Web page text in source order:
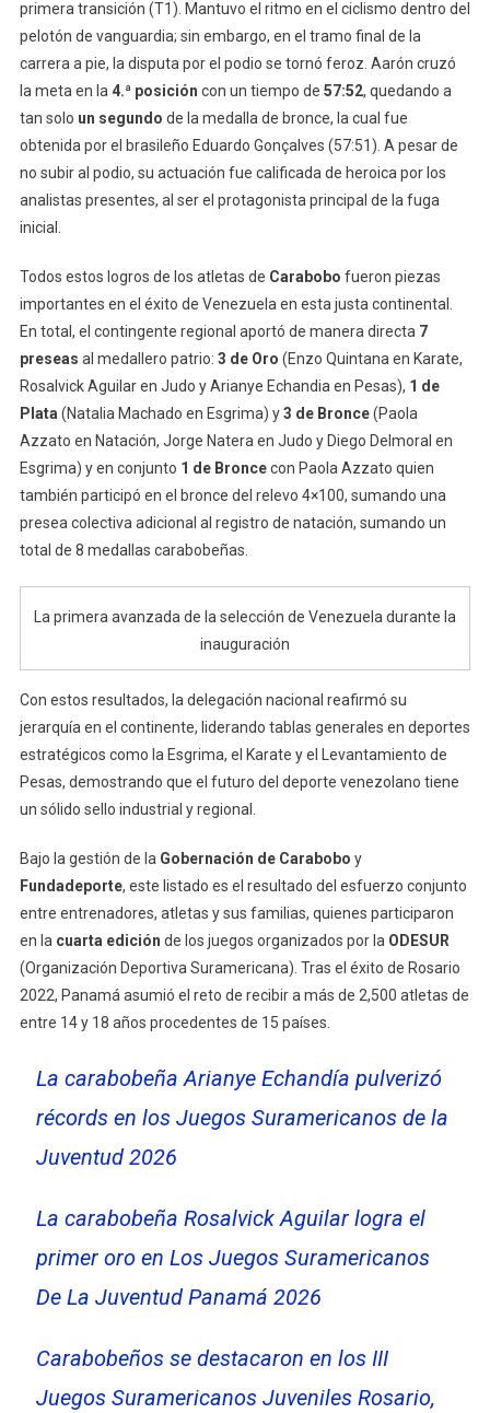
primera transición (T1). Mantuvo el ritmo en el ciclismo dentro del
pelotón de vanguardia; sin embargo, en el tramo final de la
carrera a pie, la disputa por el podio se tornó feroz. Aarón cruzó
la meta en la 4.ª posición con un tiempo de 57:52, quedando a
tan solo un segundo de la medalla de bronce, la cual fue
obtenida por el brasileño Eduardo Gonçalves (57:51). A pesar de
no subir al podio, su actuación fue calificada de heroica por los
analistas presentes, al ser el protagonista principal de la fuga
inicial.
Todos estos logros de los atletas de Carabobo fueron piezas
importantes en el éxito de Venezuela en esta justa continental.
En total, el contingente regional aportó de manera directa 7
preseas al medallero patrio: 3 de Oro (Enzo Quintana en Karate,
Rosalvick Aguilar en Judo y Arianye Echandia en Pesas), 1 de
Plata (Natalia Machado en Esgrima) y3 de Bronce(Paola
Azzato en Natación, Jorge Natera en Judo y Diego Delmoral en
Esgrima) y en conjunto 1 de Broncecon Paola Azzato quien
también participó en el bronce del relevo 4×100, sumando una
presea colectiva adicional al registro de natación, sumando un
total de 8 medallas carabobeñas.
La primera avanzada de la selección de Venezuela durante la
inauguración
Con estos resultados, la delegación nacional reafirmó su
jerarquía en el continente, liderando tablas generales en deportes
estratégicos como la Esgrima, el Karate y el Levantamiento de
Pesas, demostrando que el futuro del deporte venezolano tiene
un sólido sello industrial y regional.
Bajo la gestión de la Gobernación de Carabobo y
Fundadeporte, este listado es el resultado del esfuerzo conjunto
entre entrenadores, atletas y sus familias, quienes participaron
en la cuarta edición de los juegos organizados por la ODESUR
(Organización Deportiva Suramericana). Tras el éxito de Rosario
2022, Panamá asumió el reto de recibir a más de 2,500 atletas de
entre 14 y 18 años procedentes de 15 países.
La carabobeña Arianye Echandía pulverizó
récords en los Juegos Suramericanos de la
Juventud 2026
La carabobeña Rosalvick Aguilar logra el
primer oro en Los Juegos Suramericanos
De La Juventud Panamá 2026
Carabobeños se destacaron en los III
Juegos Suramericanos Juveniles Rosario,